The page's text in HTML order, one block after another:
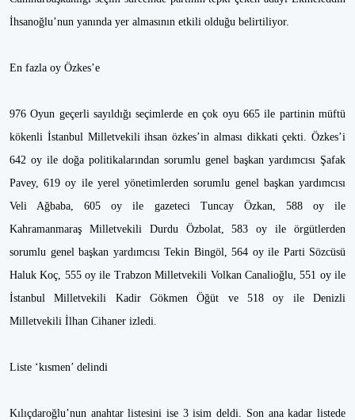
İhsanoğlu’nun yanında yer almasının etkili olduğu belirtiliyor.
En fazla oy Özkes’e
976 Oyun geçerli sayıldığı seçimlerde en çok oyu 665 ile partinin müftü
kökenli İstanbul Milletvekili ihsan özkes’in alması dikkati çekti. Özkes’i
642 oy ile doğa politikalarından sorumlu genel başkan yardımcısı Şafak
Pavey, 619 oy ile yerel yönetimlerden sorumlu genel başkan yardımcısı
Veli Ağbaba, 605 oy ile gazeteci Tuncay Özkan, 588 oy ile
Kahramanmaraş Milletvekili Durdu Özbolat, 583 oy ile örgütlerden
sorumlu genel başkan yardımcısı Tekin Bingöl, 564 oy ile Parti Sözcüsü
Haluk Koç, 555 oy ile Trabzon Milletvekili Volkan Canalioğlu, 551 oy ile
İstanbul Milletvekili Kadir Gökmen Öğüt ve 518 oy ile Denizli
Milletvekili İlhan Cihaner izledi.
Liste ‘kısmen’ delindi
Kılıçdaroğlu’nun anahtar listesini ise 3 isim deldi. Son ana kadar listede